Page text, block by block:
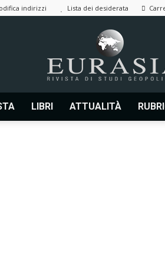
indirizzi Lista dei desiderata
LIBRI ATTUALITÀ